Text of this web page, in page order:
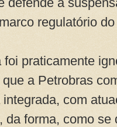
regulatório
praticamente
a Petrobras
com
da forma, como